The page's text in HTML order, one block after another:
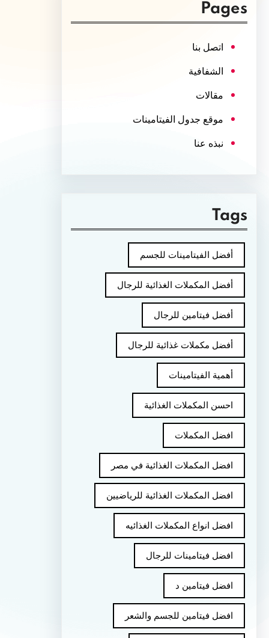
Pages
اتصل بنا
الشفافية
مقالات
موقع جدول الفيتامينات
نبذه عنا
Tags
أفضل الفيتامينات للجسم
أفضل المكملات الغذائية للرجال
أفضل فيتامين للرجال
أفضل مكملات غذائية للرجال
أهمية الفيتامينات
احسن المكملات الغذائية
افضل المكملات
افضل المكملات الغذائية في مصر
افضل المكملات الغذائية للرياضيين
افضل انواع المكملات الغذائيه
افضل فيتامينات للرجال
افضل فيتامين د
افضل فيتامين للجسم والشعر